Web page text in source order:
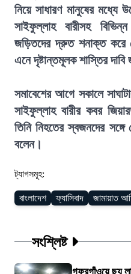
নিয়ে সাধারণ মানুষের মধ্যে
সাইফুল্লাহ বারীসহ
জড়িতদের দ্রুত শনাক্ত
এনে দৃষ্টান্তমূলক শাস্তির দাবি
সমাবেশের আগে সকালে
সাইফুল্লাহ বারীর কবর
তিনি নিহতের স্বজনদের সঙ্গে
বলেন।
ট্যাগসমূহ:
বাংলাদেশ ফ্যাসিবাদ জামায়াত
সংশ্লিষ্ট
গফরগাঁওয়ে ছয়